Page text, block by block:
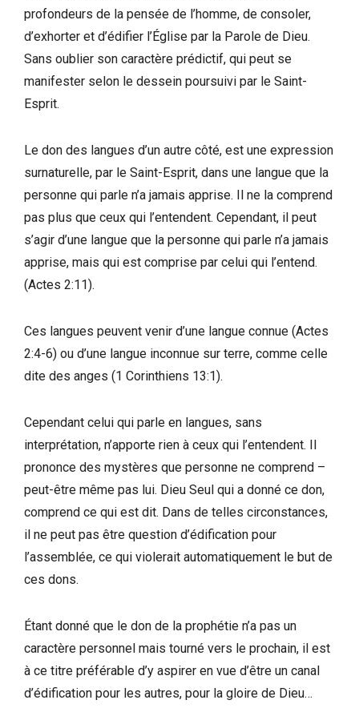
profondeurs de la pensée de l’homme, de consoler,
d’exhorter et d’édifier l’Église par la Parole de Dieu.
Sans oublier son caractère prédictif, qui peut se
manifester selon le dessein poursuivi par le Saint-
Esprit.
Le don des langues d’un autre côté, est une expression
surnaturelle, par le Saint-Esprit, dans une langue que la
personne qui parle n’a jamais apprise. Il ne la comprend
pas plus que ceux qui l’entendent. Cependant, il peut
s’agir d’une langue que la personne qui parle n’a jamais
apprise, mais qui est comprise par celui qui l’entend.
(Actes 2:11).
Ces langues peuvent venir d’une langue connue (Actes
2:4-6) ou d’une langue inconnue sur terre, comme celle
dite des anges (1 Corinthiens 13:1).
Cependant celui qui parle en langues, sans
interprétation, n’apporte rien à ceux qui l’entendent. Il
prononce des mystères que personne ne comprend –
peut-être même pas lui. Dieu Seul qui a donné ce don,
comprend ce qui est dit. Dans de telles circonstances,
il ne peut pas être question d’édification pour
l’assemblée, ce qui violerait automatiquement le but de
ces dons.
Étant donné que le don de la prophétie n’a pas un
caractère personnel mais tourné vers le prochain, il est
à ce titre préférable d’y aspirer en vue d’être un canal
d’édification pour les autres, pour la gloire de Dieu…